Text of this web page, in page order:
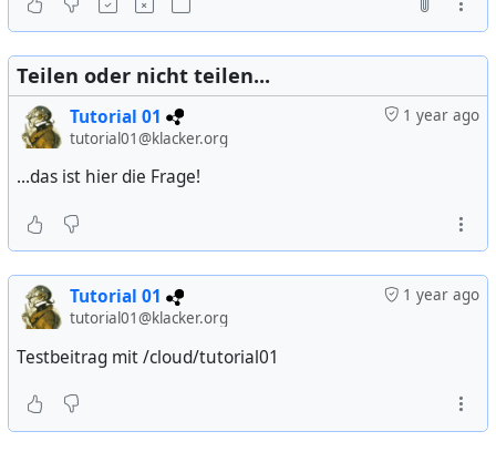
Teilen oder nicht teilen...
1 year ago
Tutorial 01
tutorial01@klacker.org
...das ist hier die Frage!
1 year ago
Tutorial 01
tutorial01@klacker.org
Testbeitrag mit /cloud/tutorial01